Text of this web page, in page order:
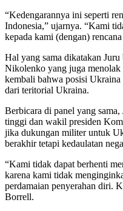
“Kedengarannya ini seperti
Indonesia,” ujarnya. “Kami
kepada kami (dengan)
Hal yang sama dikatakan
Nikolenko yang juga menolak
kembali bahwa posisi Ukraina
dari teritorial Ukraina.
Berbicara di panel yang
tinggi dan wakil presiden
jika dukungan militer untuk
berakhir tetapi kedaulatan
“Kami tidak dapat berhenti
karena kami tidak
perdamaian penyerahan diri.
Borrell.